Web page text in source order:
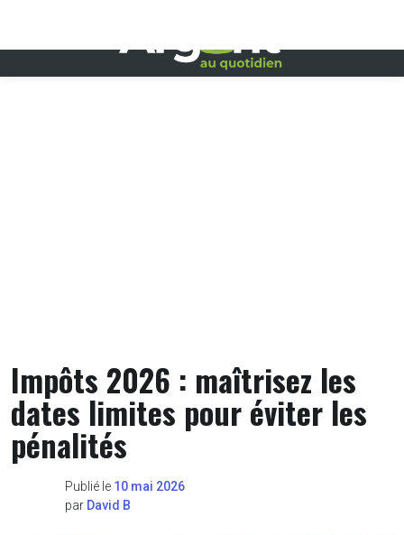
content
Impôts 2026 : maîtrisez les
dates limites pour éviter les
pénalités
Publié le 10 mai 2026
par David B